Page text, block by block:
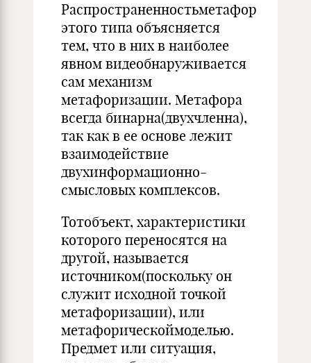
Распространенностьметафор
этого типа объясняется
тем, что в них в наиболее
явном видеобнаруживается
сам механизм
метафоризации. Метафора
всегда бинарна(двухчленна),
так как в ее основе лежит
взаимодействие
двухинформационно-
смысловых комплексов.
Тотобъект, характеристики
которого переносятся на
другой, называется
источником(поскольку он
служит исходной точкой
метафоризации), или
метафорическоймоделью.
Предмет или ситуация,